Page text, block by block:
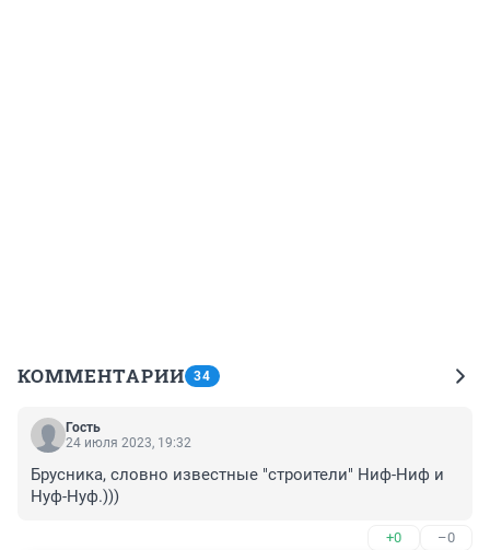
КОММЕНТАРИИ 34
Гость
24 июля 2023, 19:32
Брусника, словно известные "строители" Ниф-Ниф и
Нуф-Нуф.)))
+0 –0